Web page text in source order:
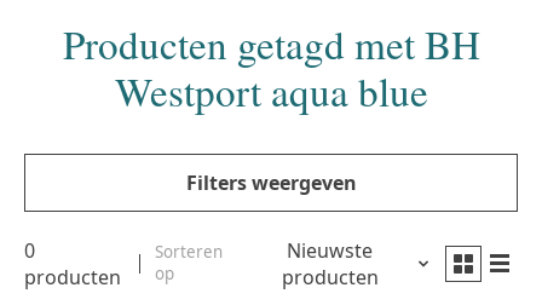
Producten getagd met BH
Westport aqua blue
Filters weergeven
0
producten
Sorteren
op
Nieuwste
producten